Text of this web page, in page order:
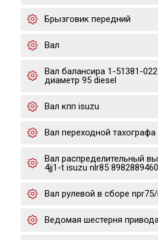
Брызговик передний
Вал
Вал балансира 1-51381-
диаметр 95 diesel
Вал кпп isuzu
Вал переходной тахографа
Вал распределительный
4jj1-t isuzu nlr85 8982889460
Вал рулевой в сборе
Ведомая шестерня